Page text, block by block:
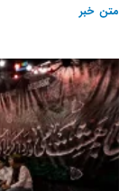
متن خبر